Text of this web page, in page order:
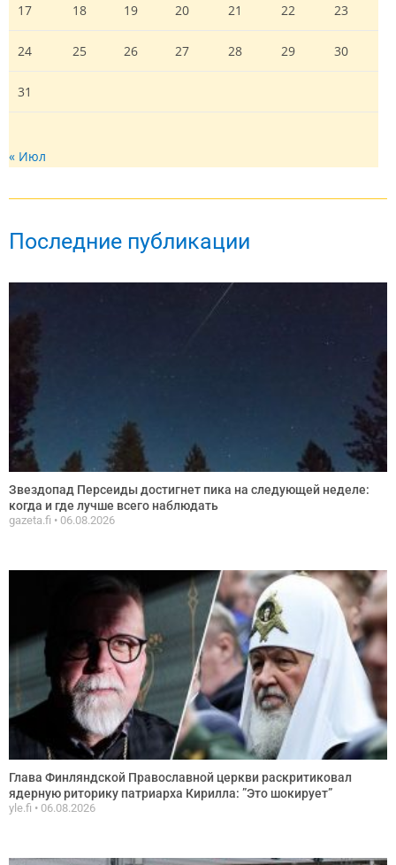
17 18 19 20 21 22 23
24 25 26 27 28 29 30
31
« Июл
Последние публикации
Звездопад Персеиды достигнет пика на следующей неделе:
когда и где лучше всего наблюдать
gazeta.fi 06.08.2026
Глава Финляндской Православной церкви раскритиковал
ядерную риторику патриарха Кирилла: ”Это шокирует”
yle.fi 06.08.2026